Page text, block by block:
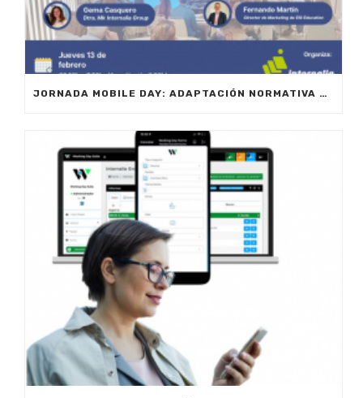
JORNADA MOBILE DAY: ADAPTACIÓN NORMATIVA 2025 – OPTIMIZA LA GESTIÓN DE EQUIPOS EN MOVILIDAD